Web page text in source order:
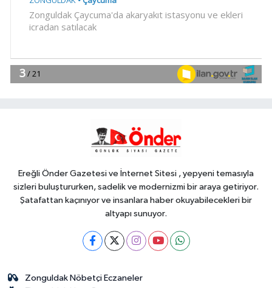
15:37DSP Genel Başkanı Aksakal:
15:32
kayıt dönemi! Teşvikler kalktı, veli
Ereğli Önder Gazetesi ve İnternet Sitesi , yepyeni temasıyla
sizleri buluştururken, sadelik ve modernizmi bir araya getiriyor.
Şatafattan kaçınıyor ve insanlara haber okuyabilecekleri bir
altyapı sunuyor.
Zonguldak Nöbetçi Eczaneler